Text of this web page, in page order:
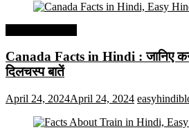
Canada Facts in Hindi : जानिए
दिलचस्प बातें
April 24, 2024April 24, 2024